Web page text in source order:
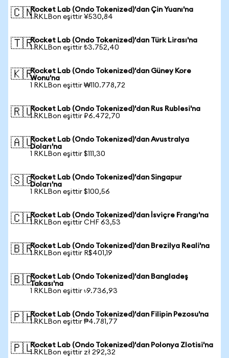
🇨🇳Rocket Lab (Ondo Tokenized)'dan Çin Yuanı'na
1 RKLBon eşittir ¥530,84
🇹🇷Rocket Lab (Ondo Tokenized)'dan Türk Lirası'na
1 RKLBon eşittir ₺3.752,40
🇰🇷Rocket Lab (Ondo Tokenized)'dan Güney Kore
Wonu'na
1 RKLBon eşittir ₩110.778,72
🇷🇺Rocket Lab (Ondo Tokenized)'dan Rus Rublesi'na
1 RKLBon eşittir ₽6.472,70
🇦🇺Rocket Lab (Ondo Tokenized)'dan Avustralya
Doları'na
1 RKLBon eşittir $111,30
🇸🇬Rocket Lab (Ondo Tokenized)'dan Singapur
Doları'na
1 RKLBon eşittir $100,56
🇨🇭Rocket Lab (Ondo Tokenized)'dan İsviçre Frangı'na
1 RKLBon eşittir CHF 63,53
🇧🇷Rocket Lab (Ondo Tokenized)'dan Brezilya Reali'na
1 RKLBon eşittir R$401,19
🇧🇩Rocket Lab (Ondo Tokenized)'dan Bangladeş
Takası'na
1 RKLBon eşittir ৳9.736,93
🇵🇭Rocket Lab (Ondo Tokenized)'dan Filipin Pezosu'na
1 RKLBon eşittir ₱4.781,77
🇵🇱Rocket Lab (Ondo Tokenized)'dan Polonya Zlotisi'na
1 RKLBon eşittir zł 292,32